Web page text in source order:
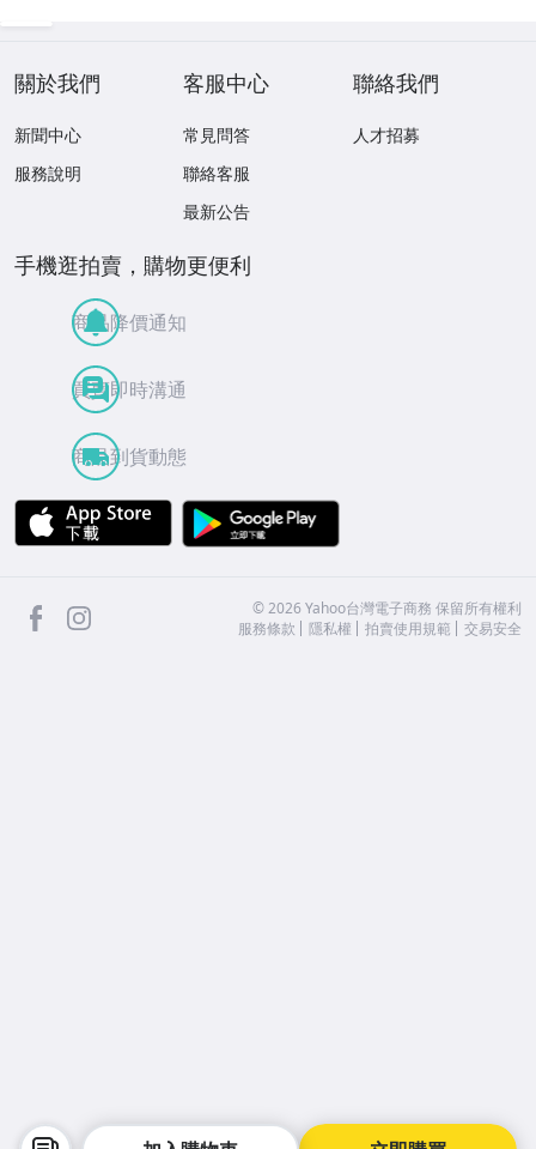
關於我們
新聞中心
服務說明
客服中心
常見問答
聯絡客服
最新公告
聯絡我們
人才招募
手機逛拍賣，購物更便利
商品降價通知
買賣即時溝通
商品到貨動態
APP Store
facebook ©2026 Yahoo台灣電子商務 保留所有權利
服務條款
隱私權 拍賣使用規範 交易安全